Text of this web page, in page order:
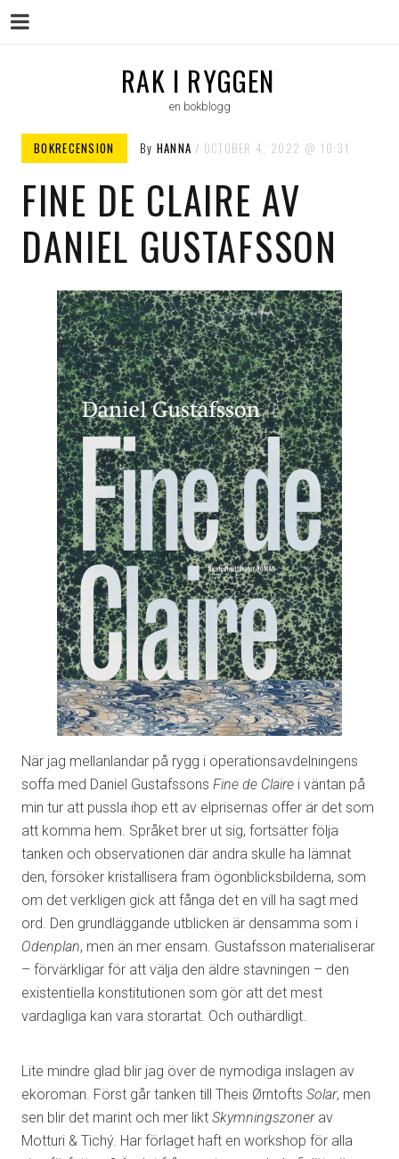
RAK I RYGGEN
en bokblogg
BOKRECENSION By HANNA OCTOBER 4, 2022 10:31
FINE DE CLAIRE AV
DANIEL GUSTAFSSON
När jag mellanlandar på rygg i operationsavdelningens
soffa med Daniel Gustafssons Fine de Claire i väntan på
min tur att pussla ihop ett av elprisernas offer är det som
att komma hem. Språket brer ut sig, fortsätter följa
tanken och observationen där andra skulle ha lämnat
den, försöker kristallisera fram ögonblicksbilderna, som
om det verkligen gick att fånga det en vill ha sagt med
ord. Den grundläggande utblicken är densamma som i
Odenplan, men än mer ensam. Gustafsson materialiserar
– förvärkligar för att välja den äldre stavningen – den
existentiella konstitutionen som gör att det mest
vardagliga kan vara storartat. Och outhärdligt.
Lite mindre glad blir jag över de nymodiga inslagen av
ekoroman. Först går tanken till Theis Ørntofts Solar, men
sen blir det marint och mer likt Skymningszonerav
Motturi & Tichý. Har förlaget haft en workshop för alla
Menu